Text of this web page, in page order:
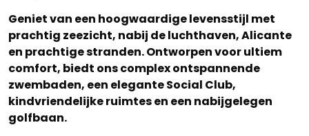
Geniet van een hoogwaardige levensstijl met
prachtig zeezicht, nabij de luchthaven, Alicante
en prachtige stranden. Ontworpen voor ultiem
comfort, biedt ons complex ontspannende
zwembaden, een elegante Social Club,
kindvriendelijke ruimtes en een nabijgelegen
golfbaan.